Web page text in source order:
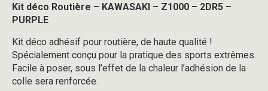
Z1000
-
-
PURPLE
Kit déco Routière – KAWASAKI – Z1000 – 2DR5 –
PURPLE
Kit déco adhésif pour routière, de haute qualité !
Spécialement conçu pour la pratique des sports extrêmes.
Facile à poser, sous l’effet de la chaleur l’adhésion de la
colle sera renforcée.